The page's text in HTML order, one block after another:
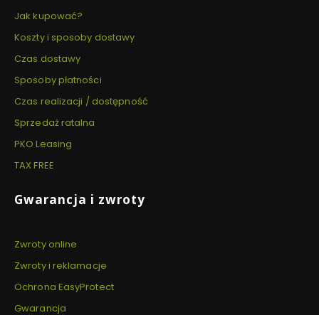
Jak kupować?
Koszty i sposoby dostawy
Czas dostawy
Sposoby płatności
Czas realizacji / dostępność
Sprzedaż ratalna
PKO Leasing
TAX FREE
Gwarancja i zwroty
Zwroty online
Zwroty i reklamacje
Ochrona EasyProtect
Gwarancja